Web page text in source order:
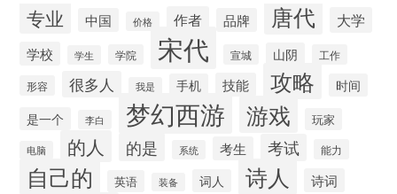
专业 中国 价格 作者 品牌 唐代 大学
学校 学生 学院 宋代 宣城 山阴 工作
形容 很多人 我是 手机 技能 攻略
时间
是一个
李白 梦幻西游 游戏 玩家
电脑 的人 的是 系统 考生 考试 能力
自己的 英语 装备 词人 诗人 诗词